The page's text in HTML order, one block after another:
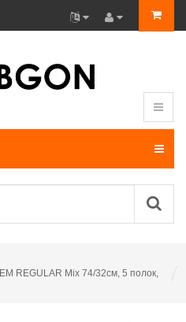
REGULAR Mix 74/32см, 5 полок,